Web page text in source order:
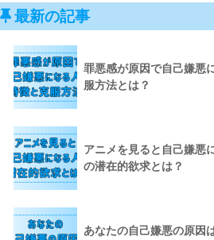
最新の記事
罪悪感が原因で自己嫌悪
服方法とは？
アニメを見ると自己嫌悪
の潜在的欲求とは？
あなたの自己嫌悪の原因